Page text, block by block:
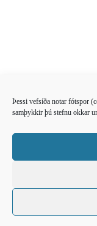
Þessi vefsíða notar fótspor
samþykkir þú stefnu okkar
My cart
Follow us
eyesland.is